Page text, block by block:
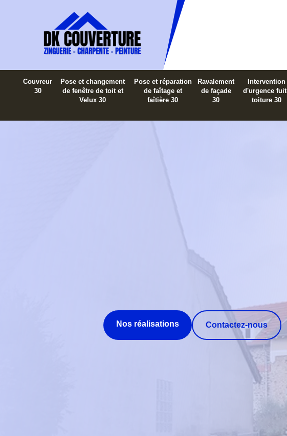
Couvreur
30
Pose et changement
de fenêtre de toit et
Velux 30
Pose et réparation
de faîtage et
faîtière 30
Ravalement
de façade
30
Intervention
d'urgence
toiture 30
Nos réalisations Contactez-nous